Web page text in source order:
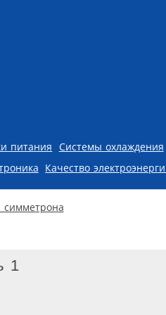
питания Системы охлаждения
Качество
1